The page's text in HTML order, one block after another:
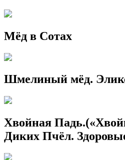
Мёд в Сотах
Шмелиный мёд.
Хвойная
Диких Пчёл.